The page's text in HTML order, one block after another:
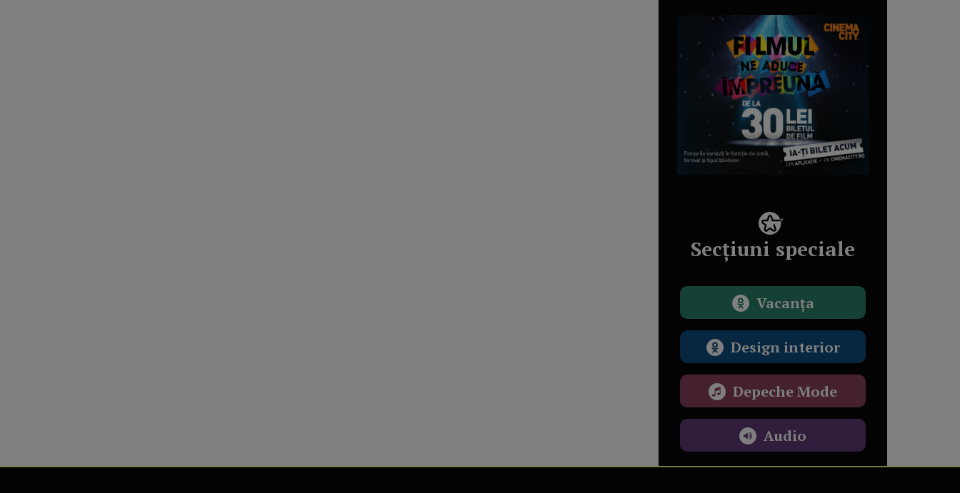
Secțiuni speciale
Vacanța
Design interior
Depeche Mode
Audio